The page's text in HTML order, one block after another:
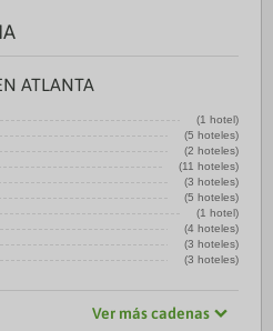
ATLANTA
(1 hotel)
(5 hoteles)
(2 hoteles)
(11 hoteles)
(3 hoteles)
(5 hoteles)
(1 hotel)
(4 hoteles)
(3 hoteles)
(3 hoteles)
Ver más cadenas